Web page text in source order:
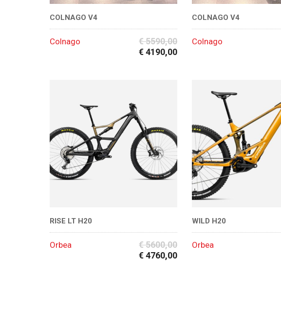
COLNAGO V4
Colnago
€ 5590,00
€ 4190,00
COLNAGO V4
Colnago
RISE LT H20
Orbea
€ 5600,00
€ 4760,00
WILD H20
Orbea